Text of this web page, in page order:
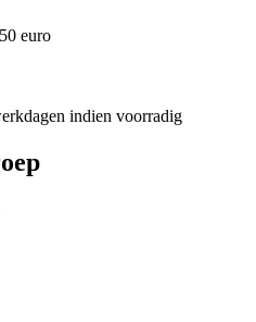
euro
indien voorradig